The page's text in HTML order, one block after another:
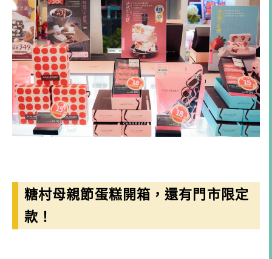
糖村母親節蛋糕開箱，還有門市限定
款！